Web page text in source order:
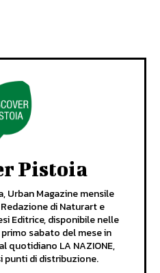
Pistoia
Urban Magazine mensile
di Naturart e
Editrice, disponibile nelle
sabato del mese in
quotidiano LA NAZIONE,
punti di distribuzione.